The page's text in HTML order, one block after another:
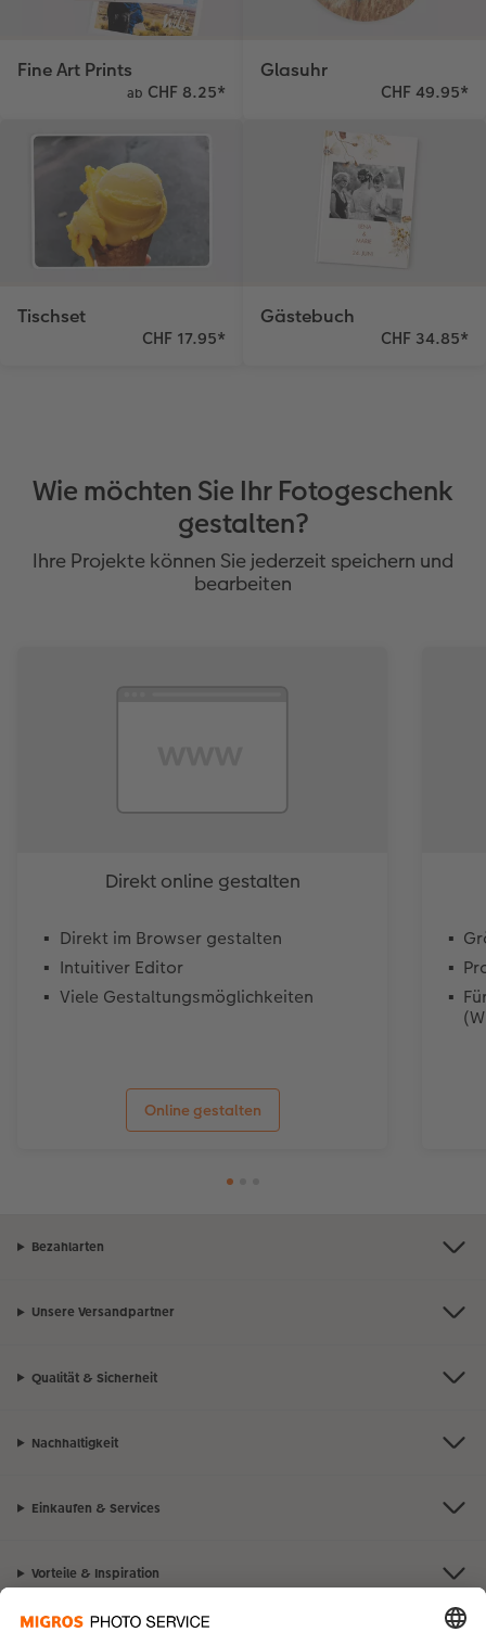
Fine Art Prints
ab CHF 8.25*
Glasuhr
CHF 49.95*
Tischset
CHF 17.95*
Gästebuch
CHF 34.85*
Wie möchten Sie Ihr Fotogeschenk
gestalten?
Ihre Projekte können Sie jederzeit speichern und
bearbeiten
Direkt online gestalten
Direkt im Browser gestalten
Intuitiver Editor
Viele Gestaltungsmöglichkeiten
Online gestalten
Bezahlarten
Unsere Versandpartner
Qualität & Sicherheit
Nachhaltigkeit
Einkaufen & Services
Vorteile & Inspiration